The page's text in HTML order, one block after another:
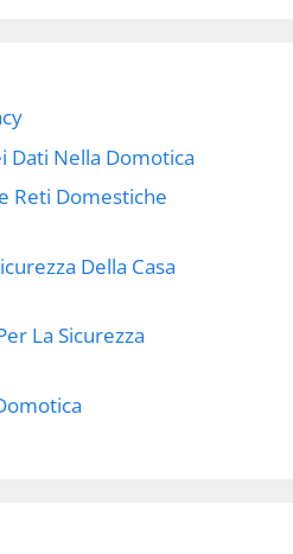
Dati Nella Domotica
Reti Domestiche
Della Casa
La Sicurezza